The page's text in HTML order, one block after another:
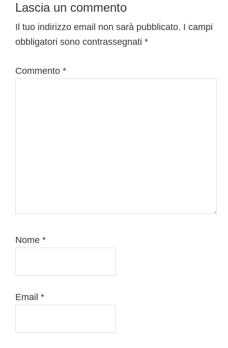
Lascia un commento
Il tuo indirizzo email non sarà pubblicato. I campi
obbligatori sono contrassegnati *
Commento *
Nome *
Email *